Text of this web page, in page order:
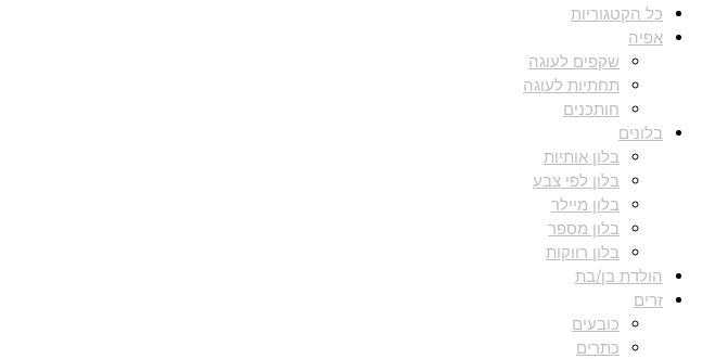
כל הקטגוריות
אפיה
שקפים לעוגה
תחתיות לעוגה
חותכנים
בלונים
בלון אותיות
בלון לפי צבע
בלון מיילר
בלון מספר
בלון רווקות
הולדת בן/בת
זרים
כובעים
כתרים